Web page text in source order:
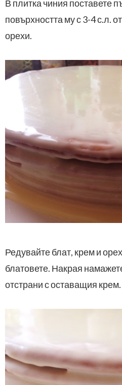
В плитка чиния поставете
повърхността му с 3-4 с.л.
орехи.
Редувайте блат, крем и
блатовете. Накрая
отстрани с оставащия крем.